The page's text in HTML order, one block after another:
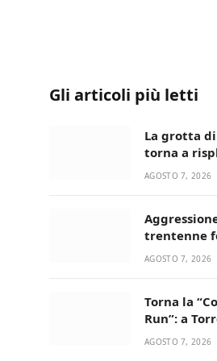
Gli articoli più letti
La grotta
torna a
fede, natura
AGOSTO 7, 2026
trentenne
di pistola in
AGOSTO 7, 2026
Torna la
Run”: a
corsa più
AGOSTO 7, 2026